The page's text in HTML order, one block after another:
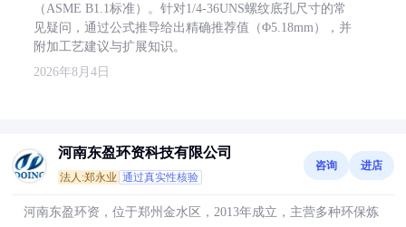
（ASME B1.1标准）。针对1/4-36UNS螺纹底孔尺寸的常
见疑问，通过公式推导给出精确推荐值（Φ5.18mm），并
附加工艺建议与扩展知识。
2026年8月4日
河南东盈环资科技有限公司
法人:郑永业 通过真实性核验
咨询 进店
河南东盈环资，位于郑州金水区，2013年成立，主营多种环保炼